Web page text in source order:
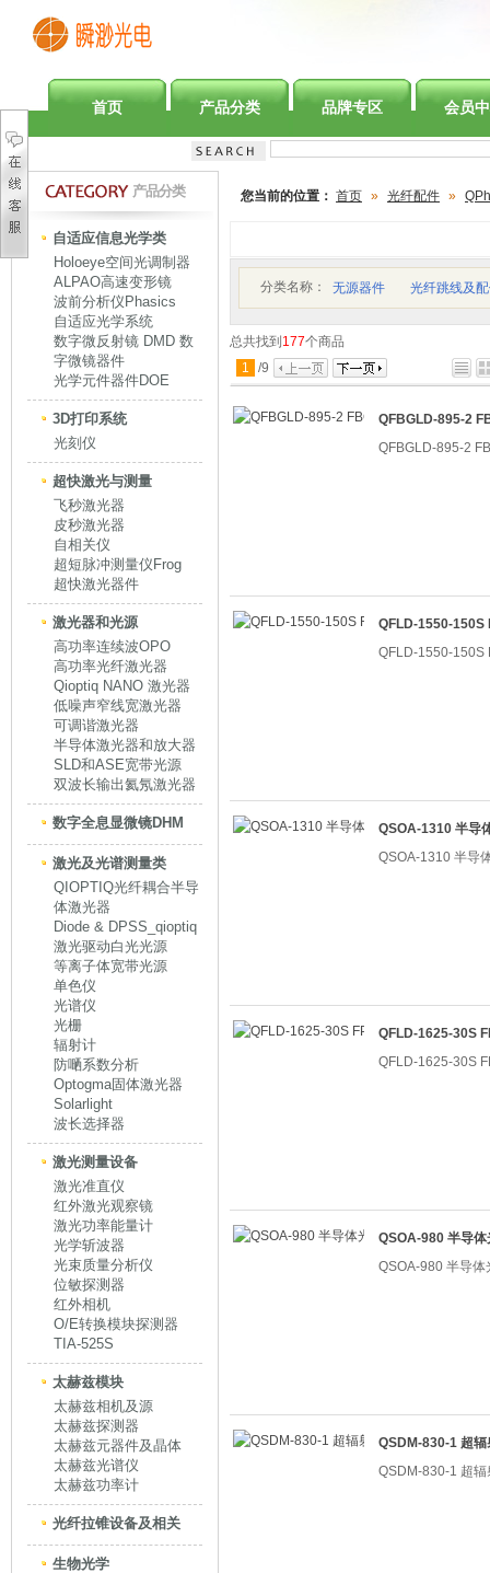
首页 产品分类 品牌专区 会员
产品分类
自适应信息光学类
Holoeye空间光调制器
ALPAO高速变形镜
波前分析仪Phasics
自适应光学系统
数字微反射镜 DMD 数
字微镜器件
光学元件器件DOE
3D打印系统
光刻仪
超快激光与测量
飞秒激光器
皮秒激光器
自相关仪
超短脉冲测量仪Frog
超快激光器件
激光器和光源
高功率连续波OPO
高功率光纤激光器
Qioptiq NANO 激光器
低噪声窄线宽激光器
可调谐激光器
半导体激光器和放大器
SLD和ASE宽带光源
双波长输出氦氖激光器
数字全息显微镜DHM
激光及光谱测量类
QIOPTIQ光纤耦合半导
体激光器
Diode & DPSS_qioptiq
激光驱动白光光源
等离子体宽带光源
单色仪
光谱仪
光栅
辐射计
防嗮系数分析
Optogma固体激光器
Solarlight
波长选择器
激光测量设备
激光准直仪
红外激光观察镜
激光功率能量计
光学斩波器
光束质量分析仪
位敏探测器
红外相机
O/E转换模块探测器
TIA-525S
太赫兹模块
太赫兹相机及源
太赫兹探测器
太赫兹元器件及晶体
太赫兹光谱仪
太赫兹功率计
光纤拉锥设备及相关
生物光学
您当前的位置： 首页 » 光纤配件 »
分类名称： 无源器件 光纤跳线及
总共找到 177个商品
1
/9
QFBGLD-895-2
QFBGLD-895-2
QFLD-1550-150S
QFLD-1550-150S
QSOA-1310 半导
QSOA-1310 半导
QFLD-1625-30S
QFLD-1625-30S
QSOA-980 半导
QSOA-980 半导
QSDM-830-1 超
QSDM-830-1 超